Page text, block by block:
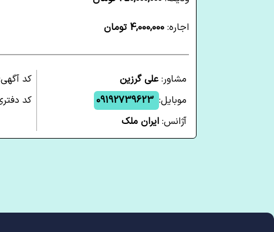
اجاره: 4,000,000 تومان
مشاور: علی گرزین
موبایل: 09192739623
آژانس: ایران ملک
کد
کد